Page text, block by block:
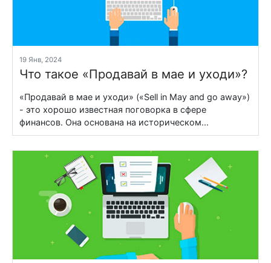
19 Янв, 2024
Что такое «Продавай в мае и уходи»?
«Продавай в мае и уходи» («Sell in May and go away»)
- это хорошо известная поговорка в сфере
финансов. Она основана на историческом...